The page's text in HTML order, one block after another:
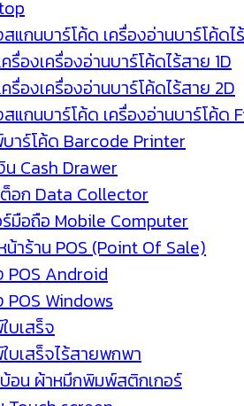
สแกนบาร์โค้ด เครื่องอ่านบาร์โค้ดไ
ครื่องเครื่องอ่านบาร์โค้ดไร้สาย 1D
ครื่องเครื่องอ่านบาร์โค้ดไร้สาย 2D
สแกนบาร์โค้ด เครื่องอ่านบาร์โค้ด
าร์โค้ด Barcode Printer
น Cash Drawer
อก Data Collector
มือถือ Mobile Computer
น้าร้าน POS (Point Of Sale)
POS Android
POS Windows
บเสร็จ
บเสร็จไร้สายพกพา
อน ผ้าหมึกพิมพ์สติกเกอร์